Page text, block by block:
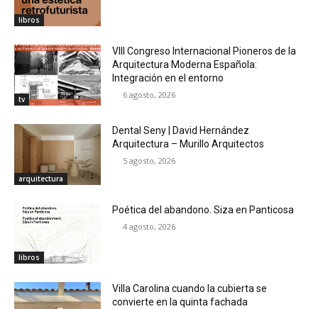
libros
tv
VIII Congreso Internacional Pioneros de la
Arquitectura Moderna Española:
Integración en el entorno
6 agosto, 2026
arquitectura
Dental Seny | David Hernández
Arquitectura – Murillo Arquitectos
5 agosto, 2026
libros
Poética del abandono. Siza en Panticosa
4 agosto, 2026
Villa Carolina cuando la cubierta se
convierte en la quinta fachada